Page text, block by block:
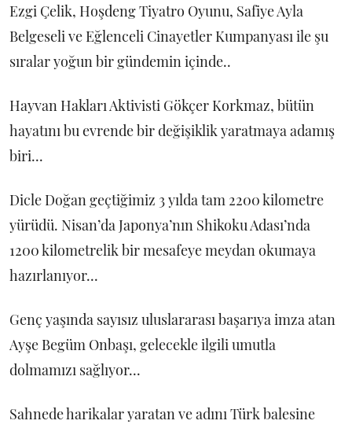
Ezgi Çelik, Hoşdeng Tiyatro Oyunu, Safiye Ayla
Belgeseli ve Eğlenceli Cinayetler Kumpanyası ile şu
sıralar yoğun bir gündemin içinde..
Hayvan Hakları Aktivisti Gökçer Korkmaz, bütün
hayatını bu evrende bir değişiklik yaratmaya adamış
biri...
Dicle Doğan geçtiğimiz 3 yılda tam 2200 kilometre
yürüdü. Nisan’da Japonya’nın Shikoku Adası’nda
1200 kilometrelik bir mesafeye meydan okumaya
hazırlanıyor...
Genç yaşında sayısız uluslararası başarıya imza atan
Ayşe Begüm Onbaşı, gelecekle ilgili umutla
dolmamızı sağlıyor...
Sahnede harikalar yaratan ve adını Türk balesine